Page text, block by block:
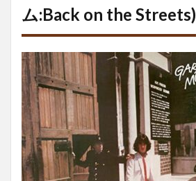
ム:Back on the Streets)